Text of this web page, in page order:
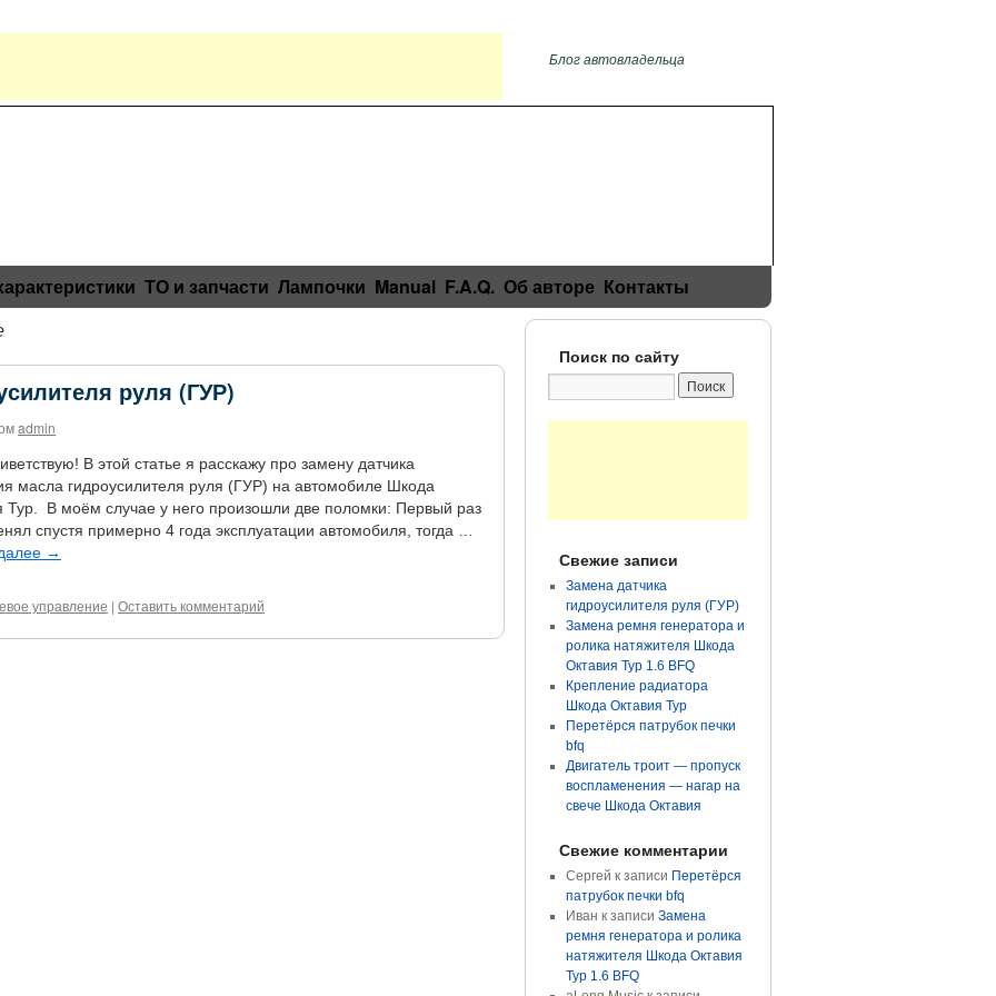
Блог автовладельца
ТО и запчасти Лампочки Manual F.A.Q. Об авторе Контакты
руля (ГУР)
admin
В этой статье я расскажу про замену датчика
масла гидроусилителя руля (ГУР) на автомобиле Шкода
Тур. В моём случае у него произошли две поломки: Первый раз
спустя примерно 4 года эксплуатации автомобиля, тогда …
→
управление | Оставить комментарий
Поиск по сайту
Свежие записи
Замена датчика
гидроусилителя руля (ГУР)
Замена ремня генератора и
ролика натяжителя Шкода
Октавия Тур 1.6 BFQ
Крепление радиатора
Шкода Октавия Тур
Перетёрся патрубок печки
bfq
Двигатель троит — пропуск
воспламенения — нагар на
свече Шкода Октавия
Свежие комментарии
Сергей к записи Перетёрся
патрубок печки bfq
Иван к записи Замена
ремня генератора и ролика
натяжителя Шкода Октавия
Тур 1.6 BFQ